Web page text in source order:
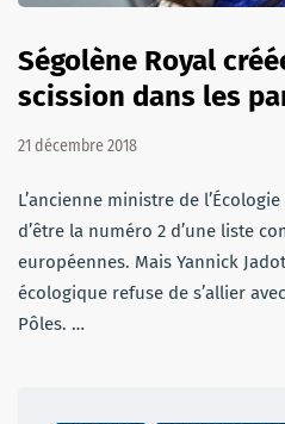
Ségolène Royal
scission dans les
21 décembre 2018
L’ancienne ministre de
d’être la numéro 2 d’une liste
européennes. Mais Yannick
écologique refuse de s’allier
Pôles. …